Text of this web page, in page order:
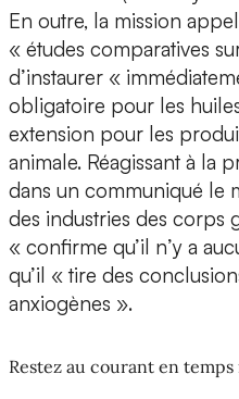
En outre, la mission
« études comparatives
d’instaurer «
obligatoire pour les
extension pour les
animale. Réagissant à la
dans un communiqué le
des industries des corps
« confirme qu’il n’y a
qu’il « tire des
anxiogènes ».
Restez au courant en temps